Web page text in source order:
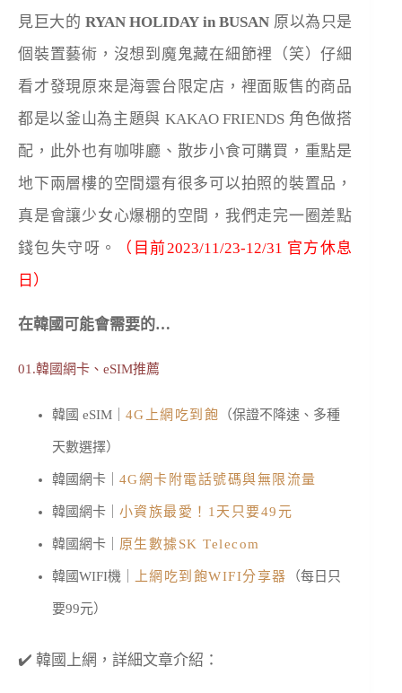
見巨大的 RYAN HOLIDAY in BUSAN 原以為只是
個裝置藝術，沒想到魔鬼藏在細節裡（笑）仔細
看才發現原來是海雲台限定店，裡面販售的商品
都是以釜山為主題與 KAKAO FRIENDS 角色做搭
配，此外也有咖啡廳、散步小食可購買，重點是
地下兩層樓的空間還有很多可以拍照的裝置品，
真是會讓少女心爆棚的空間，我們走完一圈差點
錢包失守呀。
（目前2023/11/23-12/31 官方休息
日 ）
在韓國可能會需要的…
01.韓國網卡、eSIM推薦
韓國 eSIM｜ 4G上網吃到飽 （保證不降速、多種
天數選擇）
韓國網卡｜ 4G網卡附電話號碼與無限流量
韓國網卡｜ 小資族最愛！1天只要49元
韓國網卡｜ 原生數據SK Telecom
韓國WIFI機｜ 上網吃到飽WIFI分享器 （每日只
要99元）
✔️ 韓國上網，詳細文章介紹：